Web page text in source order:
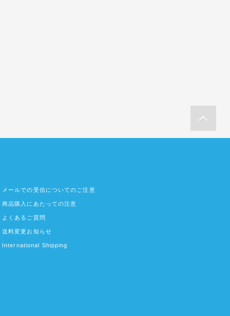
メールでの受信についてのご注意
商品購入にあたっての注意
よくあるご質問
送料変更お知らせ
International Shipping